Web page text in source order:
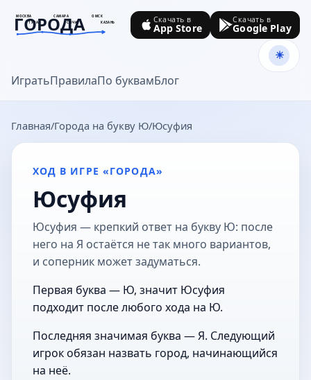
МОСКВА САМАРА
ОМСК
ТУЛА
СОЧИ КАЗАНЬ
ГОРОДА
goroda-na.ru
ИгратьПравилаПо буквамБлог
Скачать в
App Store
Скачать в
Google Play
Главная Города на букву Ю Юсуфия
ХОД В ИГРЕ «ГОРОДА»
Юсуфия
Юсуфия — крепкий ответ на букву Ю: после
него на Я остаётся не так много вариантов,
и соперник может задуматься.
Первая буква — Ю, значит Юсуфия
подходит после любого хода на Ю.
Последняя значимая буква — Я. Следующий
игрок обязан назвать город, начинающийся
на неё.